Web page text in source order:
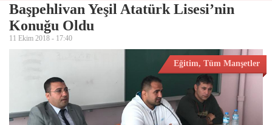
Başpehlivan Yeşil Atatürk Lisesi’nin
Konuğu Oldu
11 Ekim 2018 - 17:40
Eğitim, Tüm Manşetler